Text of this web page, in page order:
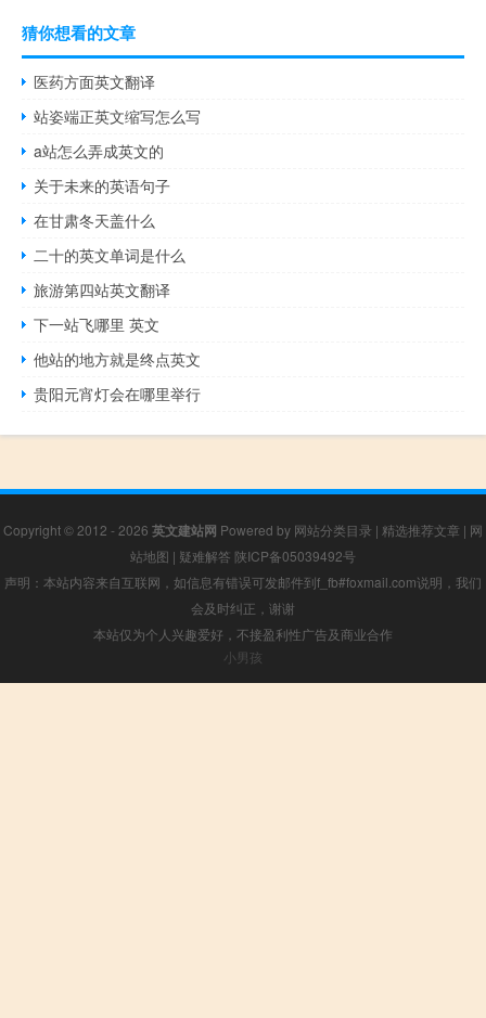
猜你想看的文章
医药方面英文翻译
站姿端正英文缩写怎么写
a站怎么弄成英文的
关于未来的英语句子
在甘肃冬天盖什么
二十的英文单词是什么
旅游第四站英文翻译
下一站飞哪里 英文
他站的地方就是终点英文
贵阳元宵灯会在哪里举行
Copyright © 2012 - 2026 英文建站网 Powered by 网站分类目录 | 精选推荐文章 | 网
站地图 | 疑难解答 陕ICP备05039492号
声明：本站内容来自互联网，如信息有错误可发邮件到f_fb#foxmail.com说明，我们
会及时纠正，谢谢
本站仅为个人兴趣爱好，不接盈利性广告及商业合作
小男孩